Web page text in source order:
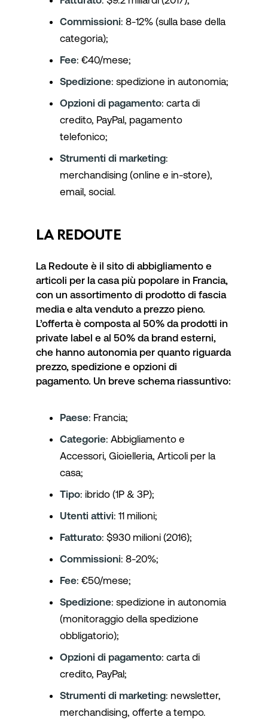
Commissioni: 8-12% (sulla base della
categoria);
Fee: €40/mese;
Spedizione: spedizione in autonomia;
Opzioni di pagamento: carta di
credito, PayPal, pagamento
telefonico;
Strumenti di marketing:
merchandising (online e in-store),
email, social.
LA REDOUTE
La Redoute è il sito di abbigliamento e
articoli per la casa più popolare in Francia,
con un assortimento di prodotto di fascia
media e alta venduto a prezzo pieno.
L’offerta è composta al 50% da prodotti in
private label e al 50% da brand esterni,
che hanno autonomia per quanto riguarda
prezzo, spedizione e opzioni di
pagamento. Un breve schema riassuntivo:
Paese: Francia;
Categorie: Abbigliamento e
Accessori, Gioielleria, Articoli per la
casa;
Tipo: ibrido (1P & 3P);
Utenti attivi: 11 milioni;
Fatturato: $930 milioni (2016);
Commissioni: 8-20%;
Fee: €50/mese;
Spedizione: spedizione in autonomia
(monitoraggio della spedizione
obbligatorio);
Opzioni di pagamento: carta di
credito, PayPal;
Strumenti di marketing: newsletter,
merchandising, offerte a tempo.